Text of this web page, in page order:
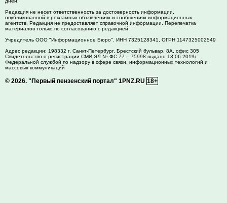
Редакция не несет ответственность за достоверность информации,
опубликованной в рекламных объявлениях и сообщениях информационных
агентств. Редакция не предоставляет справочной информации. Перепечатка
материалов только по согласованию с редакцией.
Учредитель ООО "Информационное Бюро". ИНН 7325128341, ОГРН 1147325002549
Адрес редакции: 198332 г. Санкт-Петербург, Брестский бульвар, 8А, офис 305
Свидетельство о регистрации СМИ ЭЛ № ФС 77 – 75998 выдано 13.06.2019г.
Федеральной службой по надзору в сфере связи, информационных технологий и
массовых коммуникаций
© 2026. "Первый пензенский портал" 1PNZ.RU 18+